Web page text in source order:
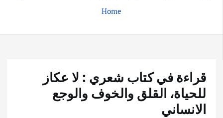
Home
قراءة في كتاب شعري : لا عكاز
للحياة، القلق والخوف والوجع
الانساني